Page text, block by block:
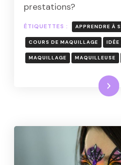
prestations?
ÉTIQUETTES : APPRENDRE À
COURS DE MAQUILLAGE IDÉE
MAQUILLAGE MAQUILLEUSE
Lire la suite